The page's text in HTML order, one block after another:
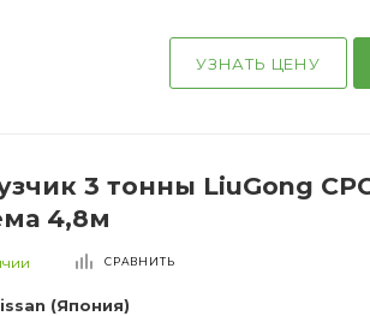
УЗНАТЬ ЦЕНУ
3 тонны LiuGong
4,8м
СРАВНИТЬ
(Япония)